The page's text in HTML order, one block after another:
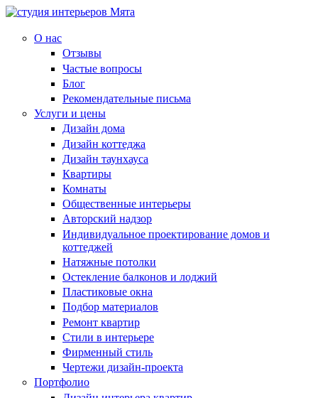
О нас
Отзывы
Частые вопросы
Блог
Рекомендательные письма
Услуги и цены
Дизайн дома
Дизайн коттеджа
Дизайн таунхауса
Квартиры
Комнаты
Общественные интерьеры
Авторский надзор
Индивидуальное проектирование домов и
коттеджей
Натяжные потолки
Остекление балконов и лоджий
Пластиковые окна
Подбор материалов
Ремонт квартир
Стили в интерьере
Фирменный стиль
Чертежи дизайн-проекта
Портфолио